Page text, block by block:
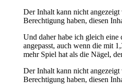
Der Inhalt kann nicht angezeigt
Berechtigung haben, diesen
Und daher habe ich gleich eine
angepasst, auch wenn die mit
mehr Spiel hat als die Nägel,
Der Inhalt kann nicht angezeigt
Berechtigung haben, diesen